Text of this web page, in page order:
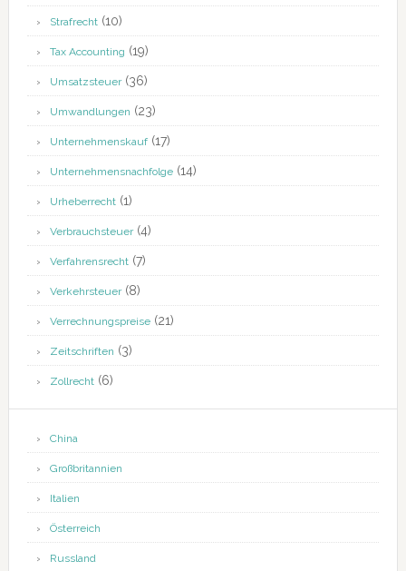
Strafrecht(10)
Tax Accounting (19)
Umsatzsteuer(36)
Umwandlungen (23)
Unternehmenskauf(17)
Unternehmensnachfolge(14)
Urheberrecht(1)
Verbrauchsteuer(4)
Verfahrensrecht(7)
Verkehrsteuer(8)
Verrechnungspreise(21)
Zeitschriften (3)
Zollrecht(6)
China
Großbritannien
Italien
Österreich
Russland